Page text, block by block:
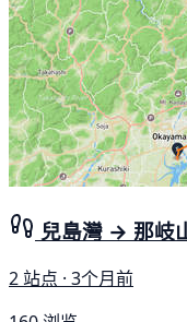
兒島灣 → 那岐
2 站点 · 3个月前